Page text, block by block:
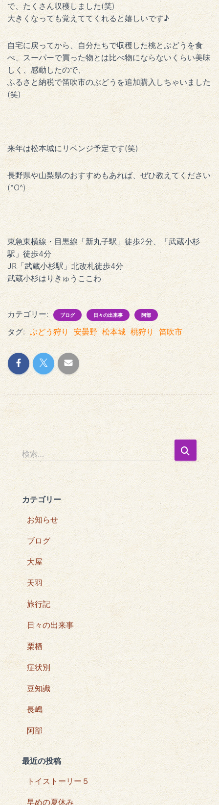
で、たくさん収穫しました(笑)
大きくなっても覚えててくれると嬉しいです♪
自宅に戻ってから、自分たちで収穫した桃とぶどうを食
べ、スーパーで買った物とは比べ物にならないくらい美味
しく、感動したので、
ふるさと納税で笛吹市のぶどうを追加購入しちゃいました
(笑)
来年は松本城にリベンジ予定です(笑)
長野県や山梨県のおすすめもあれば、ぜひ教えてください
(^O^)
東急東横線・目黒線「新丸子駅」徒歩2分、「武蔵小杉
駅」徒歩4分
JR「武蔵小杉駅」北改札徒歩4分
武蔵小杉はりきゅうここわ
カテゴリー: ブログ 日々の出来事 阿部
タグ: ぶどう狩り 安曇野 松本城 桃狩り 笛吹市
検
索
:
検索…
カテゴリー
お知らせ
ブログ
大屋
天羽
旅行記
日々の出来事
栗栖
症状別
豆知識
長嶋
阿部
最近の投稿
トイストーリー５
早めの夏休み